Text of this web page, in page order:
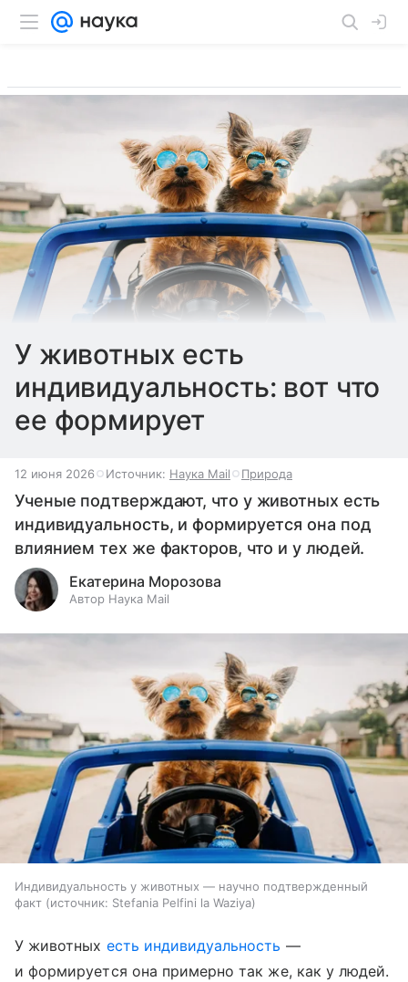
У животных есть
индивидуальность: вот что
ее формирует
12 июня 2026 Источник: Наука Mail Природа
Ученые подтверждают, что у животных есть
индивидуальность, и формируется она под
влиянием тех же факторов, что и у людей.
Екатерина Морозова
Автор Наука Mail
Индивидуальность у животных — научно подтвержденный
факт
источник: Stefania Pelfini la Waziya
У животных есть индивидуальность —
и формируется она примерно так же, как у людей.